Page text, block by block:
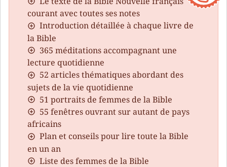
courant avec toutes ses notes
Introduction détaillée à chaque livre de
la Bible
365 méditations accompagnant une
lecture quotidienne
52 articles thématiques abordant des
sujets de la vie quotidienne
51 portraits de femmes de la Bible
55 fenêtres ouvrant sur autant de pays
africains
Plan et conseils pour lire toute la Bible
en un an
Liste des femmes de la Bible